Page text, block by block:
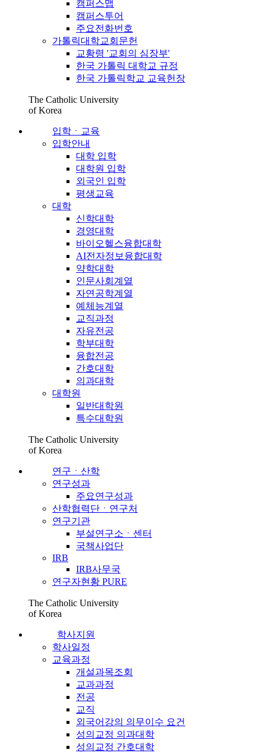
캠퍼스맵
캠퍼스투어
주요전화번호
가톨릭대학교회문헌
교황령 '교회의 심장부'
한국 가톨릭 대학교 규정
한국 가톨릭학교 교육헌장
The Catholic University
of Korea
입학ㆍ교육
입학안내
대학 입학
대학원 입학
외국인 입학
평생교육
대학
신학대학
경영대학
바이오헬스융합대학
AI전자정보융합대학
약학대학
인문사회계열
자연공학계열
예체능계열
교직과정
자유전공
학부대학
융합전공
간호대학
의과대학
대학원
일반대학원
특수대학원
The Catholic University
of Korea
연구ㆍ산학
연구성과
주요연구성과
산학협력단ㆍ연구처
연구기관
부설연구소ㆍ센터
국책사업단
IRB
IRB사무국
연구자현황 PURE
The Catholic University
of Korea
학사지원
학사일정
교육과정
개설과목조회
교과과정
전공
교직
외국어강의 의무이수 요건
성의교정 의과대학
성의교정 간호대학